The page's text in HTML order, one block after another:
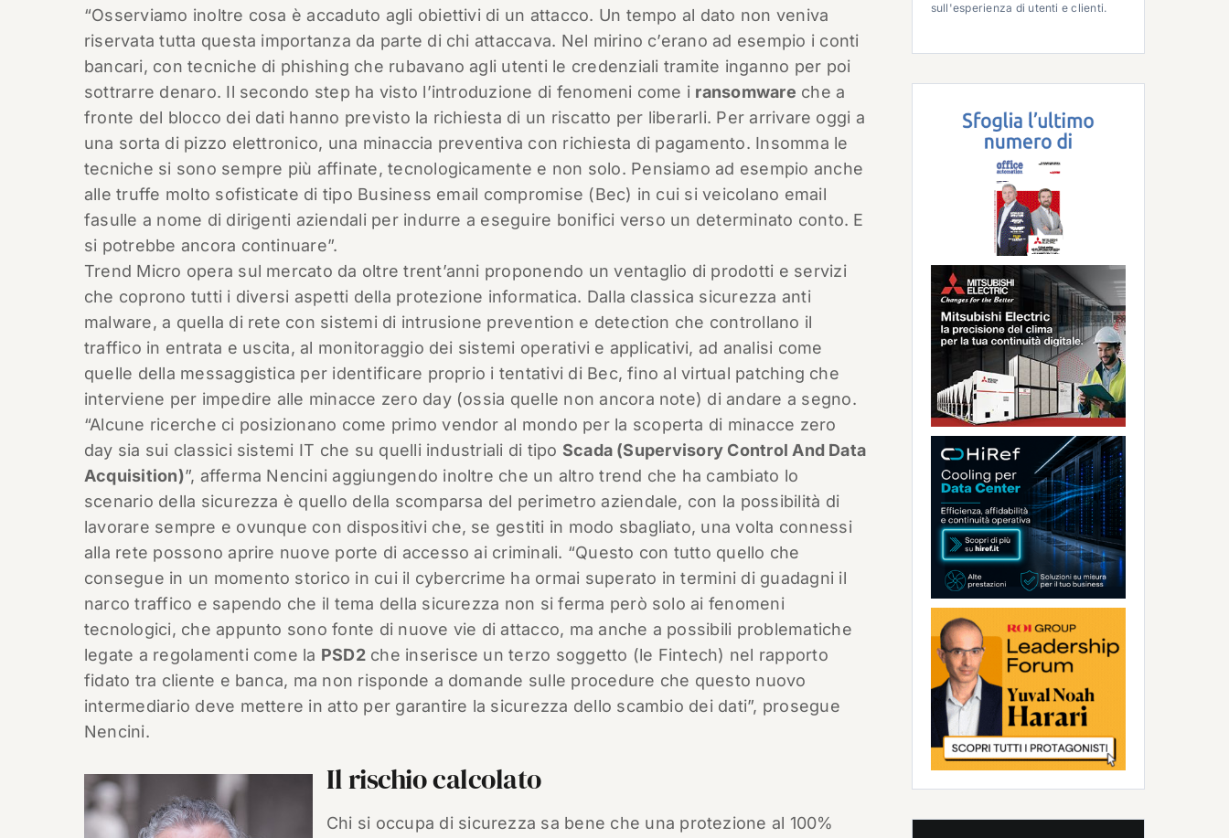
“Osserviamo inoltre cosa è accaduto agli obiettivi di un attacco. Un tempo al dato non veniva
riservata tutta questa importanza da parte di chi attaccava. Nel mirino c’erano ad esempio i conti
bancari, con tecniche di phishing che rubavano agli utenti le credenziali tramite inganno per poi
sottrarre denaro. Il secondo step ha visto l’introduzione di fenomeni come i ransomware che a
fronte del blocco dei dati hanno previsto la richiesta di un riscatto per liberarli. Per arrivare oggi a
una sorta di pizzo elettronico, una minaccia preventiva con richiesta di pagamento. Insomma le
tecniche si sono sempre più affinate, tecnologicamente e non solo. Pensiamo ad esempio anche
alle truffe molto sofisticate di tipo Business email compromise (Bec) in cui si veicolano email
fasulle a nome di dirigenti aziendali per indurre a eseguire bonifici verso un determinato conto. E
si potrebbe ancora continuare”.
Trend Micro opera sul mercato da oltre trent’anni proponendo un ventaglio di prodotti e servizi
che coprono tutti i diversi aspetti della protezione informatica. Dalla classica sicurezza anti
malware, a quella di rete con sistemi di intrusione prevention e detection che controllano il
traffico in entrata e uscita, al monitoraggio dei sistemi operativi e applicativi, ad analisi come
quelle della messaggistica per identificare proprio i tentativi di Bec, fino al virtual patching che
interviene per impedire alle minacce zero day (ossia quelle non ancora note) di andare a segno.
“Alcune ricerche ci posizionano come primo vendor al mondo per la scoperta di minacce zero
day sia sui classici sistemi IT che su quelli industriali di tipo Scada (Supervisory Control And Data
Acquisition)”, afferma Nencini aggiungendo inoltre che un altro trend che ha cambiato lo
scenario della sicurezza è quello della scomparsa del perimetro aziendale, con la possibilità di
lavorare sempre e ovunque con dispositivi che, se gestiti in modo sbagliato, una volta connessi
alla rete possono aprire nuove porte di accesso ai criminali. “Questo con tutto quello che
consegue in un momento storico in cui il cybercrime ha ormai superato in termini di guadagni il
narco traffico e sapendo che il tema della sicurezza non si ferma però solo ai fenomeni
tecnologici, che appunto sono fonte di nuove vie di attacco, ma anche a possibili problematiche
legate a regolamenti come la PSD2che inserisce un terzo soggetto (le Fintech) nel rapporto
fidato tra cliente e banca, ma non risponde a domande sulle procedure che questo nuovo
intermediario deve mettere in atto per garantire la sicurezza dello scambio dei dati”, prosegue
Nencini.
Il rischio calcolato
Chi si occupa di sicurezza sa bene che una protezione al 100%
sull'esperienza di utenti e clienti.